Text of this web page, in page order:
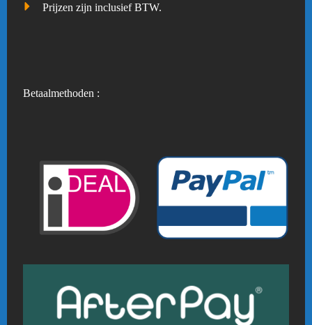
Prijzen zijn inclusief BTW.
Betaalmethoden :